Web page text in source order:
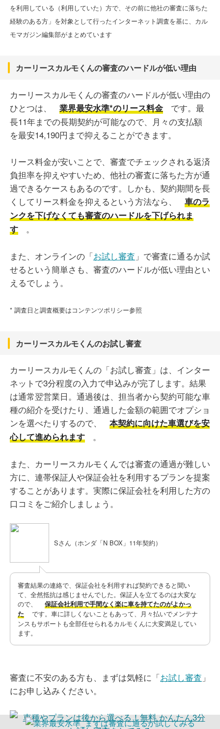
を利用している（利用していた）方で、その前に他社の審査に落ちた
経験のある方」を対象として行ったインターネット調査を基に、カル
モマガジン編集部がまとめています
カーリースカルモくんの審査のハードルが低い理由
カーリースカルモくんの審査のハードルが低い理由の
ひとつは、
業界最安水準*のリース料金
です。最
長11年までの長期契約が可能なので、月々の支払額
を最安14,190円まで抑えることができます。
リース料金が安いことで、審査でチェックされる返済
負担率を抑えやすいため、他社の審査に落ちた方が通
過できるケースもあるのです。しかも、契約期間を長
くしてリース料金を抑えるという方法なら、
車のラ
ンクを下げなくても審査のハードルを下げられま
す
。
また、オンラインの「お試し審査 」で審査に通るか試
せるという簡単さも、審査のハードルが低い理由とい
えるでしょう。
* 調査日と調査概要はコンテンツポリシー参照
カーリースカルモくんのお試し審査
カーリースカルモくんの「お試し審査」は、インター
ネットで3分程度の入力で申込みが完了します。結果
は通常翌営業日。通過後は、担当者から契約可能な車
種の紹介を受けたり、通過した金額の範囲でオプショ
ンを選べたりするので、
本契約に向けた車選びを安
心して進められます
。
また、カーリースカルモくんでは審査の通過が難しい
方に、連帯保証人や保証会社を利用するプランを提案
することがあります。実際に保証会社を利用した方の
口コミをご紹介しましょう。
Sさん（ホンダ「N BOX」11年契約）
​審査結果の連絡で、保証会社を利用すれば契約できると聞い
て、全然抵抗は感じませんでした。保証人を立てるのは大変な
ので、
保証会社利用で手間なく楽に車を持てたのがよかっ
た
です。車に詳しくないこともあって、月々払いでメンテナ
ンスもサポートも全部任せられるカルモくんに大変満足してい
ます。
審査に不安のある方も、まずは気軽に​​「お試し審査 」
にお申し込みください。